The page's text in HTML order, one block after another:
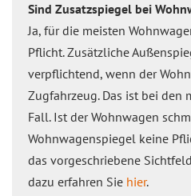
Sind Zusatzspiegel bei
Ja, für die meisten
Pflicht. Zusätzliche
verpflichtend, wenn der
Zugfahrzeug. Das ist bei den
Fall. Ist der Wohnwagen
Wohnwagenspiegel keine
das vorgeschriebene
dazu erfahren Sie hier.